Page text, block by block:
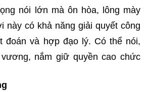
nói lớn mà ôn hòa, lông mày
này có khả năng giải quyết công
đoán và hợp đạo lý. Có thể nói,
nắm giữ quyền cao chức